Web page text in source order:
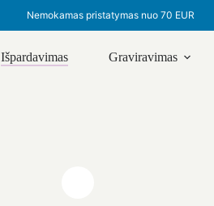
Nemokamas pristatymas nuo 70 EUR
Išpardavimas Graviravimas